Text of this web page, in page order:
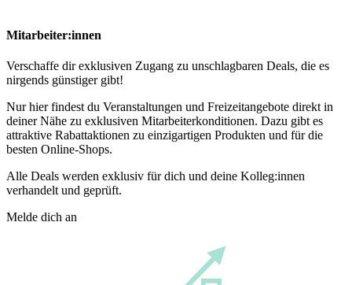
Mitarbeiter:innen
Verschaffe dir exklusiven Zugang zu unschlagbaren Deals, die es
nirgends günstiger gibt!
Nur hier findest du Veranstaltungen und Freizeitangebote direkt in
deiner Nähe zu exklusiven Mitarbeiterkonditionen. Dazu gibt es
attraktive Rabattaktionen zu einzigartigen Produkten und für die
besten Online-Shops.
Alle Deals werden exklusiv für dich und deine Kolleg:innen
verhandelt und geprüft.
Melde dich an